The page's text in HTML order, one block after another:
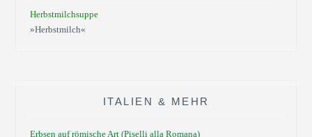
Herbstmilchsuppe
»Herbstmilch«
ITALIEN & MEHR
Erbsen auf römische Art (Piselli alla Romana)